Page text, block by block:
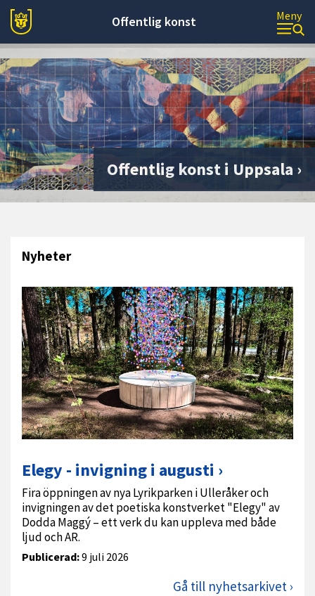
Offentlig konst Meny
Offentlig konst i Uppsala
Nyheter
Elegy - invigning i augusti
Fira öppningen av nya Lyrikparken i Ulleråker och
invigningen av det poetiska konstverket "Elegy" av
Dodda Maggý – ett verk du kan uppleva med både
ljud och AR.
Publicerad:9 juli 2026
Gå till nyhetsarkivet